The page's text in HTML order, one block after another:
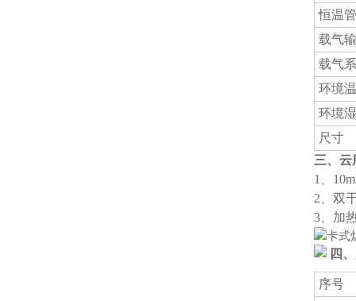
恒温
载气
载气
环境
环境
尺寸
三、云
1、
2、双
3、加
四
序号